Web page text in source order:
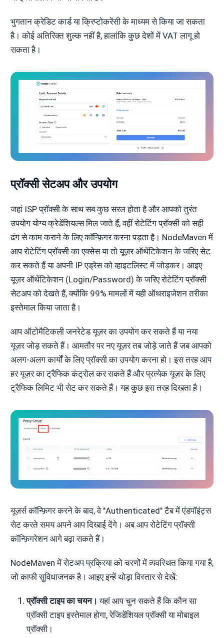
भुगतान क्रेडिट कार्ड या क्रिप्टोकरेंसी के माध्यम से किया जा सकता
है। कोई अतिरिक्त शुल्क नहीं है, हालांकि कुछ देशों में VAT लागू हो
सकता है।
प्रॉक्सी सेटअप और उपयोग
जहां ISP प्रॉक्सी के साथ सब कुछ सरल होता है और आपको तुरंत
उपयोग योग्य क्रेडेंशियल्स मिल जाते हैं, वहीं रोटेटिंग प्रॉक्सी को सही
ढंग से काम कराने के लिए कॉन्फ़िगर करना पड़ता है। NodeMaven में
आप रोटेटिंग प्रॉक्सी का एक्सेस या तो यूज़र ऑथेंटिकेशन के जरिए सेट
कर सकते हैं या अपनी IP एड्रेस को व्हाइटलिस्ट में जोड़कर। आइए
यूज़र ऑथेंटिकेशन (Login/Password) के जरिए रोटेटिंग प्रॉक्सी
सेटअप को देखते हैं, क्योंकि 99% मामलों में यही ऑथराइजेशन तरीका
इस्तेमाल किया जाता है।
आप ऑटोमैटिकली जनरेटेड यूज़र का उपयोग कर सकते हैं या नया
यूज़र जोड़ सकते हैं। आमतौर पर नए यूज़र तब जोड़े जाते हैं जब आपको
अलग-अलग कार्यों के लिए प्रॉक्सी का उपयोग करना हो। इस तरह आप
हर यूज़र का ट्रैफिक कंट्रोल कर सकते हैं और प्रत्येक यूज़र के लिए
ट्रैफिक लिमिट भी सेट कर सकते हैं। यह कुछ इस तरह दिखता है।
यूज़र्स कॉन्फ़िगर करने के बाद, वे "Authenticated" टैब में एंडपॉइंट्स
सेट करते समय अपने आप दिखाई देंगे। अब आप रोटेटिंग प्रॉक्सी
कॉन्फ़िगरेशन आगे बढ़ा सकते हैं।
NodeMaven में सेटअप प्रक्रिया को चरणों में व्यवस्थित किया गया है,
जो काफी सुविधाजनक है। आइए इन्हें थोड़ा विस्तार से देखें:
प्रॉक्सी टाइप का चयन। यहां आप चुन सकते हैं कि कौन सा
प्रॉक्सी टाइप इस्तेमाल होगा, रेजिडेंशियल प्रॉक्सी या मोबाइल
प्रॉक्सी।